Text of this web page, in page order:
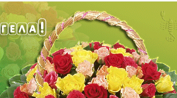
Тебе сопутствует всегда!